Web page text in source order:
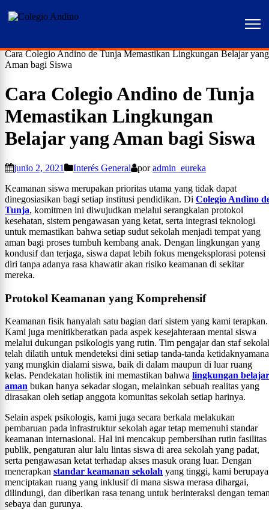
Cara Colegio Andino de Tunja Memastikan Lingkungan Belajar yang
Aman bagi Siswa
Cara Colegio Andino de Tunja
Memastikan Lingkungan
Belajar yang Aman bagi Siswa
junio 2, 2021 Interés General poradmin_eureka
Keamanan siswa merupakan prioritas utama yang tidak dapat
dinegosiasikan bagi setiap institusi pendidikan. Di Colegio Andino
Tunja, komitmen ini diwujudkan melalui serangkaian protokol
kesehatan, sistem pengawasan yang ketat, serta integrasi teknologi
untuk memastikan bahwa setiap sudut sekolah menjadi tempat yang
aman bagi proses tumbuh kembang anak. Dengan lingkungan yang
kondusif dan terjaga, siswa dapat lebih fokus mengeksplorasi potensi
diri tanpa adanya rasa khawatir akan risiko keamanan di sekitar
mereka.
Protokol Keamanan yang Komprehensif
Keamanan fisik hanyalah satu bagian dari sistem yang kami terapkan.
Kami juga menitikberatkan pada aspek kesejahteraan mental siswa
melalui dukungan psikologis yang rutin. Tim pengajar dan staf
telah dilatih untuk mendeteksi dini setiap tanda-tanda
yang mungkin dialami siswa, baik di dalam maupun di luar ruang
kelas. Pendekatan holistik ini memastikan bahwa lingkungan belajar
aman bukan hanya sekadar slogan, melainkan sebuah realitas yang
dirasakan oleh setiap anggota komunitas sekolah setiap harinya.
Selain aspek psikologis, kami juga secara berkala melakukan
pembaruan pada infrastruktur sekolah agar tetap memenuhi standar
keamanan internasional. Hal ini mencakup pembersihan rutin fasilitas
publik, pengaturan alur lalu lintas siswa di area sekolah yang padat,
serta pengawasan ketat terhadap akses masuk orang luar. Dengan
menerapkan standar keamanan sekolah yang tinggi, kami berupaya
menciptakan ruang yang inklusif di mana siswa merasa dihargai,
dilindungi, dan diberikan rasa tenang untuk berinteraksi dengan
sebaya dan gurunya.